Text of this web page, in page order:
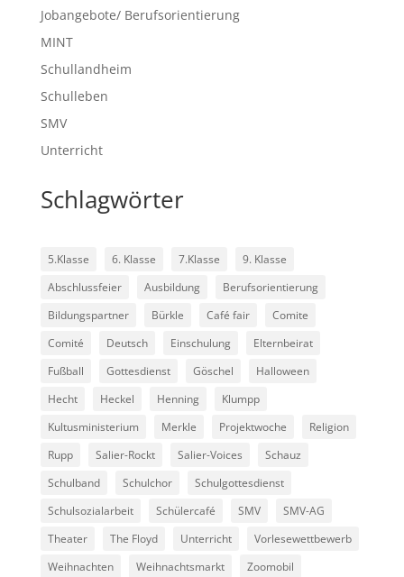
Jobangebote/ Berufsorientierung
MINT
Schullandheim
Schulleben
SMV
Unterricht
Schlagwörter
5.Klasse 6. Klasse 7.Klasse
9. Klasse
Abschlussfeier
Ausbildung
Berufsorientierung
Bildungspartner
Bürkle Café fair
Comite
Comité
Deutsch Einschulung
Elternbeirat
Fußball
Gottesdienst Göschel
Halloween
Hecht
Heckel Henning
Klumpp
Kultusministerium
Merkle Projektwoche
Religion
Rupp
Salier-Rockt Salier-Voices
Schauz
Schulband
Schulchor
Schulgottesdienst
Schulsozialarbeit
Schülercafé SMV
SMV-AG
Theater
The Floyd Unterricht
Vorlesewettbewerb
Weihnachten
Weihnachtsmarkt Zoomobil